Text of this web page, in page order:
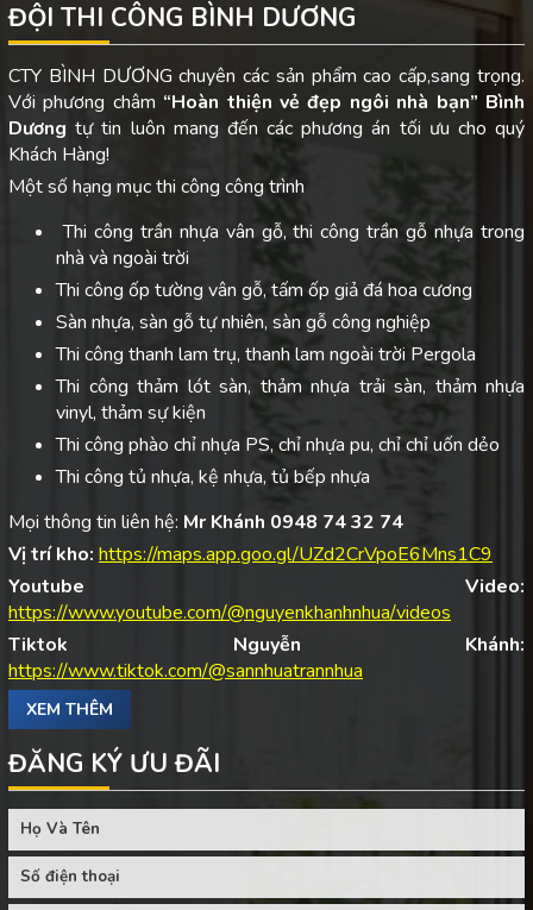
ĐỘI THI CÔNG BÌNH DƯƠNG
CTY BÌNH DƯƠNG chuyên các sản phẩm cao cấp,sang trọng.
Với phương châm “Hoàn thiện vẻ đẹp ngôi nhà bạn” Bình
Dươngtự tin luôn mang đến các phương án tối ưu cho quý
Khách Hàng!
Một số hạng mục thi công công trình
Thi công trần nhựa vân gỗ, thi công trần gỗ nhựa trong
nhà và ngoài trời
Thi công ốp tường vân gỗ, tấm ốp giả đá hoa cương
Sàn nhựa, sàn gỗ tự nhiên, sàn gỗ công nghiệp
Thi công thanh lam trụ, thanh lam ngoài trời Pergola
Thi công thảm lót sàn, thảm nhựa trải sàn, thảm nhựa
vinyl, thảm sự kiện
Thi công phào chỉ nhựa PS, chỉ nhựa pu, chỉ chỉ uốn dẻo
Thi công tủ nhựa, kệ nhựa, tủ bếp nhựa
Mọi thông tin liên hệ: Mr Khánh 0948 74 32 74
Vị trí kho: https://maps.app.goo.gl/UZd2CrVpoE6Mns1C9
Youtube Video:
https://www.youtube.com/@nguyenkhanhnhua/videos
Tiktok Nguyễn Khánh:
https://www.tiktok.com/@sannhuatrannhua
XEM THÊM
ĐĂNG KÝ ƯU ĐÃI